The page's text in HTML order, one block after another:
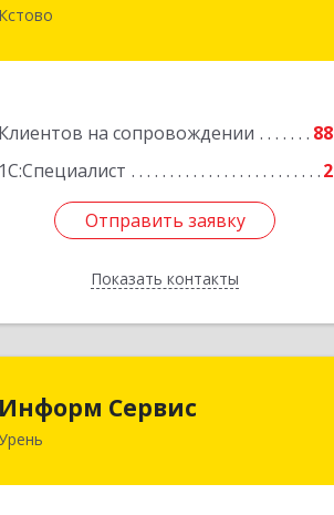
Кстово
Клиентов на сопровождении
88
1С:Специалист
2
Отправить заявку
Показать контакты
607650, Нижегородская обл, Кстово г,
Отправить заявку
Назад
Информ Сервис
606800, Нижегородская обл, Уренский